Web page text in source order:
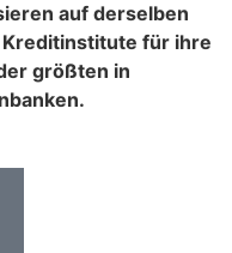
auf derselben
Kreditinstitute für ihre
größten in